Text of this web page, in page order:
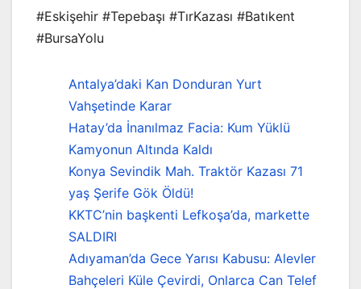
#Eskişehir #Tepebaşı #TırKazası #Batıkent
#BursaYolu
Antalya’daki Kan Donduran Yurt
Vahşetinde Karar
Hatay’da İnanılmaz Facia: Kum Yüklü
Kamyonun Altında Kaldı
Konya Sevindik Mah. Traktör Kazası 71
yaş Şerife Gök Öldü!
KKTC’nin başkenti Lefkoşa’da, markette
SALDIRI
Adıyaman’da Gece Yarısı Kabusu: Alevler
Bahçeleri Küle Çevirdi, Onlarca Can Telef